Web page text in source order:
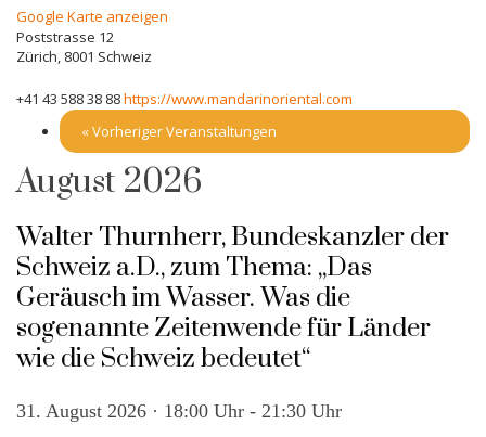
Google Karte anzeigen
Poststrasse 12
Zürich, 8001 Schweiz
+41 43 588 38 88https://www.mandarinoriental.com
«Vorheriger Veranstaltungen
August 2026
Walter Thurnherr, Bundeskanzler der
Schweiz a.D., zum Thema: „Das
Geräusch im Wasser. Was die
sogenannte Zeitenwende für Länder
wie die Schweiz bedeutet“
31. August 2026 · 18:00 Uhr - 21:30 Uhr